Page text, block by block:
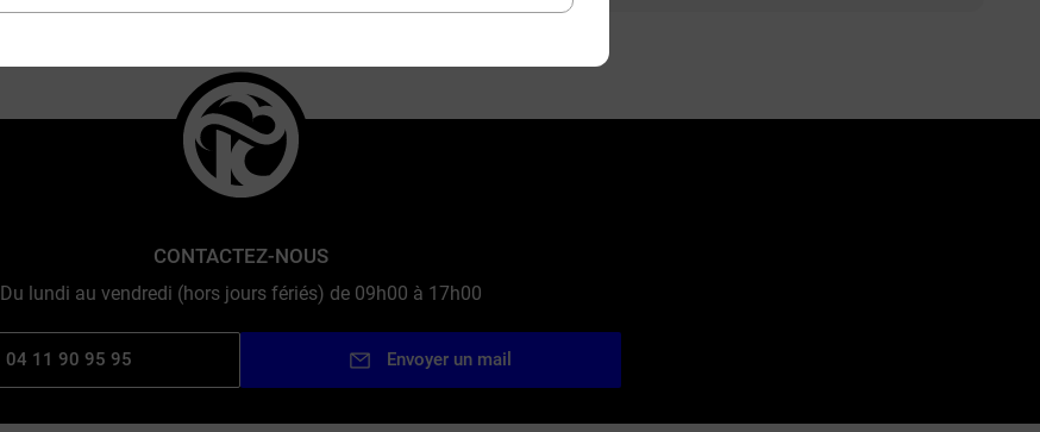
CONTACTEZ-NOUS
Du lundi au vendredi (hors jours fériés) de 09h00 à 17h00
04 11 90 95 95 Envoyer un mail